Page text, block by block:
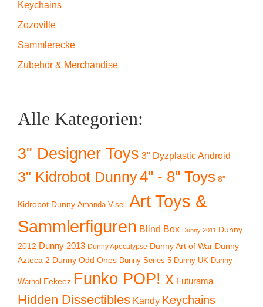
Keychains
Zozoville
Sammlerecke
Zubehör & Merchandise
Alle Kategorien:
3" Designer Toys 3" Dyzplastic Android
3" Kidrobot Dunny4" - 8" Toys 8"
Kidrobot Dunny Amanda Visell Art Toys &
Sammlerfiguren Blind Box Dunny 2011 Dunny
2012 Dunny 2013 Dunny Apocalypse Dunny Art of War Dunny
Azteca 2 Dunny Odd Ones Dunny Series 5 Dunny UK Dunny
Warhol Eekeez Funko POP! x Futurama
Hidden Dissectibles Kandy Keychains